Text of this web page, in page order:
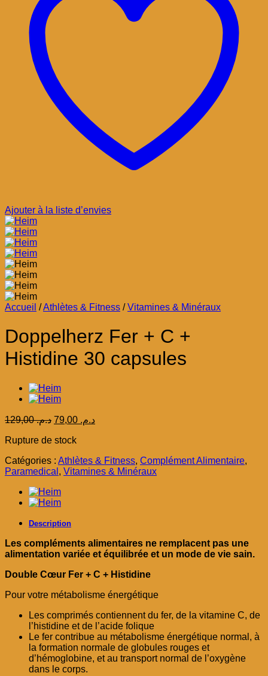
Ajouter à la liste d’envies
Accueil /Athlètes & Fitness / Vitamines & Minéraux
Doppelherz Fer + C +
Histidine 30 capsules
د.م.129,00
Le
initial
د.م. 129,00.
د.م.Le
د.م. 79,00.
Rupture de stock
Catégories : Athlètes & Fitness, Complément Alimentaire,
Paramedical , Vitamines & Minéraux
Description
Les compléments alimentaires ne remplacent pas une
alimentation variée et équilibrée et un mode de vie sain.
Double Cœur Fer + C + Histidine
Pour votre métabolisme énergétique
Les comprimés contiennent du fer, de la vitamine C, de
l’histidine et de l’acide folique
Le fer contribue au métabolisme énergétique normal, à
la formation normale de globules rouges et
d’hémoglobine, et au transport normal de l’oxygène
dans le corps.